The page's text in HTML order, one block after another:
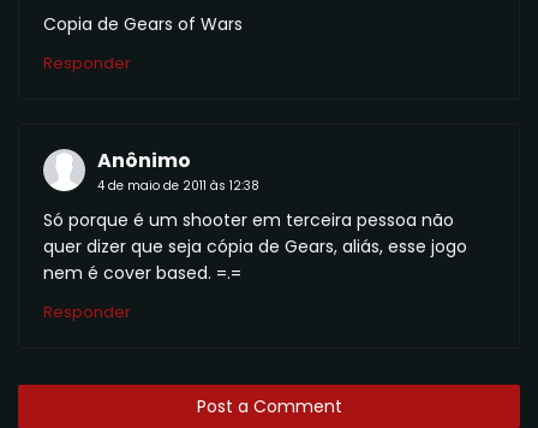
Copia de Gears of Wars
Responder
Anônimo
4 de maio de 2011 às 12:38
Só porque é um shooter em terceira pessoa não
quer dizer que seja cópia de Gears, aliás, esse jogo
nem é cover based. =.=
Responder
Post a Comment